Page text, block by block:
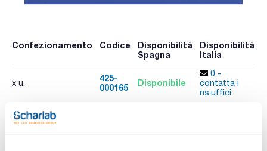
Confezionamento Codice
Disponibilità
Spagna
Disponibilità
Italia
x u.
425-
000165
Disponibile
0 -
contatta i
ns.uffici